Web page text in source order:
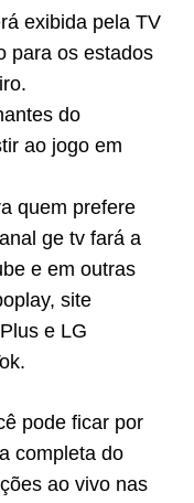
exibida pela TV
para os estados
do
ao jogo em
quem prefere
ge tv fará a
e em outras
site
e LG
pode ficar por
completa do
ao vivo nas